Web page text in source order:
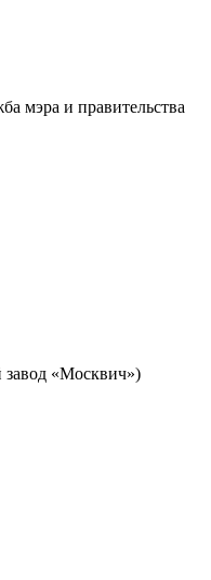
мэра и правительства
«Москвич»)